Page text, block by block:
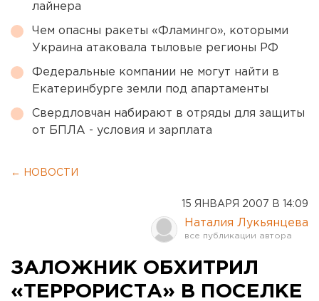
лайнера
Чем опасны ракеты «Фламинго», которыми
Украина атаковала тыловые регионы РФ
Федеральные компании не могут найти в
Екатеринбурге земли под апартаменты
Свердловчан набирают в отряды для защиты
от БПЛА - условия и зарплата
← НОВОСТИ
15 ЯНВАРЯ 2007 В 14:09
Наталия Лукьянцева
ЗАЛОЖНИК ОБХИТРИЛ
«ТЕРРОРИСТА» В ПОСЕЛКЕ